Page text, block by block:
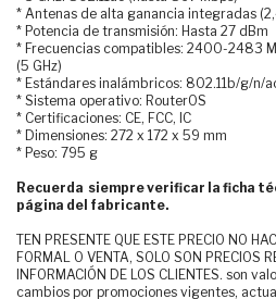
* Antenas de alta ganancia integradas
* Potencia de transmisión: Hasta 27 dBm
* Frecuencias compatibles: 2400-2483
(5 GHz)
* Estándares inalámbricos: 802.11b/g/n/
* Sistema operativo: RouterOS
* Certificaciones: CE, FCC, IC
* Dimensiones: 272 x 172 x 59 mm
* Peso: 795 g
Recuerda siempre verificar la ficha
página del fabricante.
TEN PRESENTE QUE ESTE PRECIO NO
FORMAL O VENTA, SOLO SON PRECIOS
INFORMACIÓN DE LOS CLIENTES. son
cambios por promociones vigentes,